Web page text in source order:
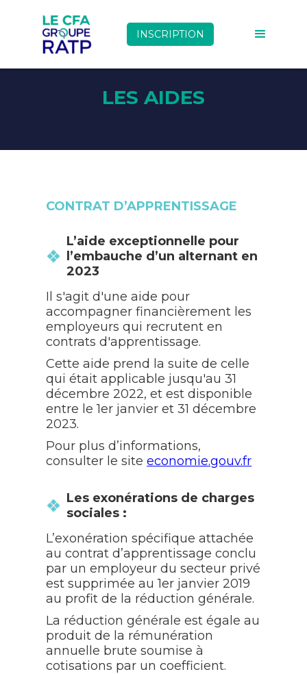
INSCRIPTION
LES AIDES
CONTRAT D’APPRENTISSAGE
L’aide exceptionnelle pour
l’embauche d’un alternant en
2023
Il s'agit d'une aide pour
accompagner financièrement les
employeurs qui recrutent en
contrats d'apprentissage.
Cette aide prend la suite de celle
qui était applicable jusqu'au 31
décembre 2022, et est disponible
entre le 1er janvier et 31 décembre
2023.
Pour plus d’informations,
consulter le siteeconomie.gouv.fr
Les exonérations de charges
sociales :
L’exonération spécifique attachée
au contrat d’apprentissage conclu
par un employeur du secteur privé
est supprimée au 1er janvier 2019
au profit de la réduction générale.
La réduction générale est égale au
produit de la rémunération
annuelle brute soumise à
cotisations par un coefficient.